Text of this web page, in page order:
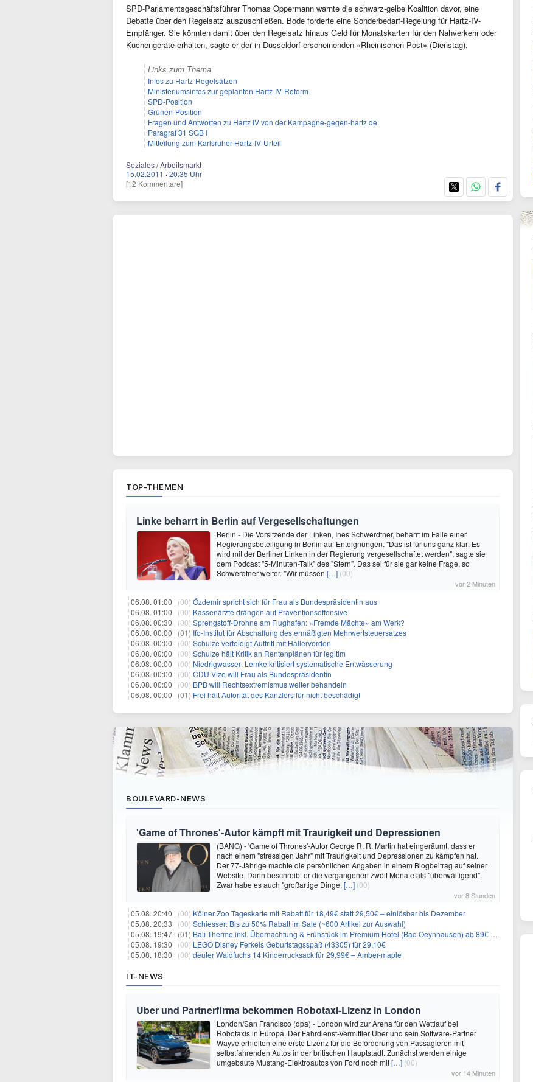
SPD-Parlamentsgeschäftsführer Thomas Oppermann warnte die schwarz-gelbe Koalition davor, eine
Debatte über den Regelsatz auszuschließen. Bode forderte eine Sonderbedarf-Regelung für Hartz-IV-
Empfänger. Sie könnten damit über den Regelsatz hinaus Geld für Monatskarten für den Nahverkehr oder
Küchengeräte erhalten, sagte er der in Düsseldorf erscheinenden «Rheinischen Post» (Dienstag).
Links zum Thema
Infos zu Hartz-Regelsätzen
Ministeriumsinfos zur geplanten Hartz-IV-Reform
SPD-Position
Grünen-Position
Fragen und Antworten zu Hartz IV von der Kampagne-gegen-hartz.de
Paragraf 31 SGB I
Mitteilung zum Karlsruher Hartz-IV-Urteil
Soziales / Arbeitsmarkt
15.02.2011 ·20:35 Uhr
[12 Kommentare]
TOP-THEMEN
Linke beharrt in Berlin auf Vergesellschaftungen
Berlin - Die Vorsitzende der Linken, Ines Schwerdtner, beharrt im Falle einer
Regierungsbeteiligung in Berlin auf Enteignungen. "Das ist für uns ganz klar: Es
wird mit der Berliner Linken in der Regierung vergesellschaftet werden", sagte sie
dem Podcast "5-Minuten-Talk" des "Stern". Das sei für sie gar keine Frage, so
Schwerdtner weiter. "Wir müssen […] (00)
vor 2 Minuten
06.08. 01:00 | (00) Özdemir spricht sich für Frau als Bundespräsidentin aus
06.08. 01:00 | (00) Kassenärzte drängen auf Präventionsoffensive
06.08. 00:30 | (00) Sprengstoff-Drohne am Flughafen: «Fremde Mächte» am Werk?
06.08. 00:00 | (01) Ifo-Institut für Abschaffung des ermäßigten Mehrwertsteuersatzes
06.08. 00:00 | (00) Schulze verteidigt Auftritt mit Hallervorden
06.08. 00:00 | (00) Schulze hält Kritik an Rentenplänen für legitim
06.08. 00:00 | (00) Niedrigwasser: Lemke kritisiert systematische Entwässerung
06.08. 00:00 | (00) CDU-Vize will Frau als Bundespräsidentin
06.08. 00:00 | (00) BPB will Rechtsextremismus weiter behandeln
06.08. 00:00 | (01) Frei hält Autorität des Kanzlers für nicht beschädigt
BOULEVARD-NEWS
'Game of Thrones'-Autor kämpft mit Traurigkeit und Depressionen
(BANG) - 'Game of Thrones'-Autor George R. R. Martin hat eingeräumt, dass er
nach einem "stressigen Jahr" mit Traurigkeit und Depressionen zu kämpfen hat.
Der 77-Jährige machte die persönlichen Angaben in einem Blogbeitrag auf seiner
Website. Darin beschreibt er die vergangenen zwölf Monate als "überwältigend".
Zwar habe es auch "großartige Dinge, […] (00)
vor 8 Stunden
05.08. 20:40 | (00) Kölner Zoo Tageskarte mit Rabatt für 18,49€ statt 29,50€ – einlösbar bis Dezember
05.08. 20:33 | (00) Schiesser: Bis zu 50% Rabatt im Sale (~600 Artikel zur Auswahl)
05.08. 19:47 | (01) Bali Therme inkl. Übernachtung & Frühstück im Premium Hotel (Bad Oeynhausen) ab 89€ p.P.
05.08. 19:30 | (00) LEGO Disney Ferkels Geburtstagsspaß (43305) für 29,10€
05.08. 18:30 | (00) deuter Waldfuchs 14 Kinderrucksack für 29,99€ – Amber-maple
IT-NEWS
Uber und Partnerfirma bekommen Robotaxi-Lizenz in London
London/San Francisco (dpa) - London wird zur Arena für den Wettlauf bei
Robotaxis in Europa. Der Fahrdienst-Vermittler Uber und sein Software-Partner
Wayve erhielten eine erste Lizenz für die Beförderung von Passagieren mit
selbstfahrenden Autos in der britischen Hauptstadt. Zunächst werden einige
umgebaute Mustang-Elektroautos von Ford noch mit[…] (00)
vor 14 Minuten